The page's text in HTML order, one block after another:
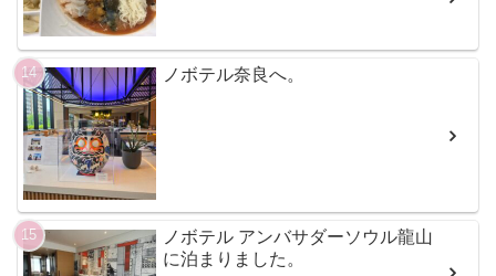
ノボテル奈良へ。
ノボテル アンバサダーソウル龍山
に泊まりました。